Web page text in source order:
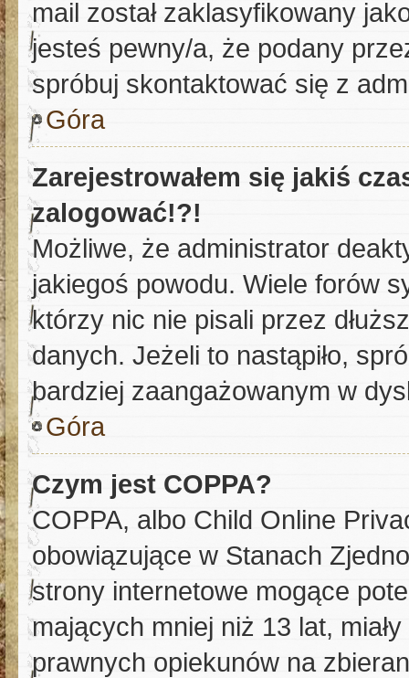
mail został zaklasyfikowany
jesteś pewny/a, że podany
spróbuj skontaktować się z
Góra
Zarejestrowałem się jakiś
zalogować!?!
Możliwe, że administrator
jakiegoś powodu. Wiele forów
którzy nic nie pisali przez
danych. Jeżeli to nastąpiło,
bardziej zaangażowanym w
Góra
Czym jest COPPA?
COPPA, albo Child Online
obowiązujące w Stanach
strony internetowe mogące
mających mniej niż 13 lat,
prawnych opiekunów na